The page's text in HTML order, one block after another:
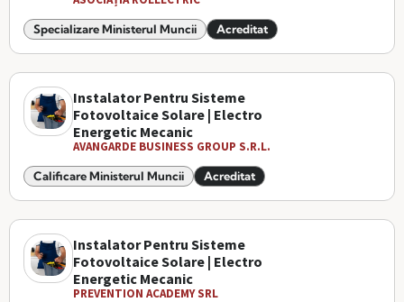
Specializare Ministerul Muncii Acreditat
Instalator Pentru Sisteme
Fotovoltaice Solare | Electro
Energetic Mecanic
AVANGARDE BUSINESS GROUP S.R.L.
Calificare Ministerul Muncii Acreditat
Instalator Pentru Sisteme
Fotovoltaice Solare | Electro
Energetic Mecanic
PREVENTION ACADEMY SRL